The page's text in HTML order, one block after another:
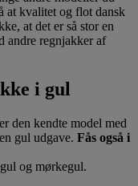
at kvalitet og flot dansk
at det er så stor en
andre regnjakker af
i gul
den kendte model med
gul udgave. Fås også i
og mørkegul.